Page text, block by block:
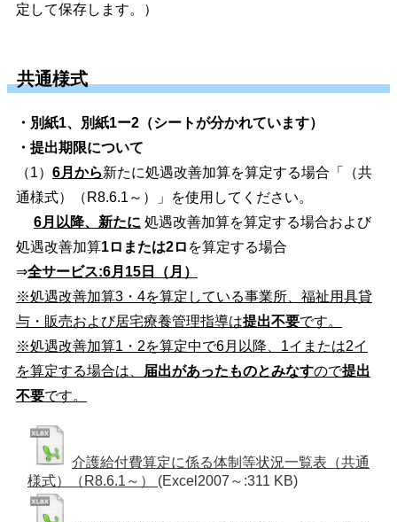
定して保存します。）
共通様式
・別紙1、別紙1ー2（シートが分かれています）
・提出期限について
（1） 6月から新たに処遇改善加算を算定する場合「（共
通様式）（R8.6.1～）」を使用してください。
6月以降、新たに 処遇改善加算を算定する場合および
処遇改善加算1ロまたは2ロ を算定する場合
⇒全サービス:6月15日（月）
※処遇改善加算3・4を算定している事業所、福祉用具貸
与・販売および居宅療養管理指導は提出不要です。
※処遇改善加算1・2を算定中で6月以降、1イまたは2イ
を算定する場合は、
届出があったものとみなすので提出
不要です。
介護給付費算定に係る体制等状況一覧表（共通
様式）（R8.6.1～） (Excel2007～:311 KB)